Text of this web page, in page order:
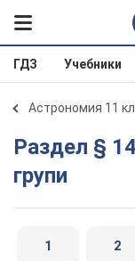
ГДЗ Учебники
Астрономия 11
Раздел § 14. Планети Земної
групи
1 2